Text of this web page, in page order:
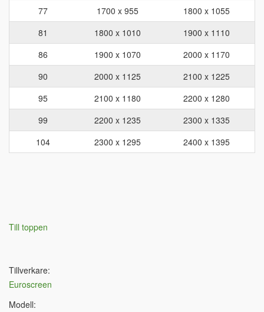
77
1700 x 955
1800 x 1055
81
1800 x 1010
1900 x 1110
86
1900 x 1070
2000 x 1170
90
2000 x 1125
2100 x 1225
95
2100 x 1180
2200 x 1280
99
2200 x 1235
2300 x 1335
104
2300 x 1295 2400 x 1395
Till toppen
Tillverkare:
Euroscreen
Modell: